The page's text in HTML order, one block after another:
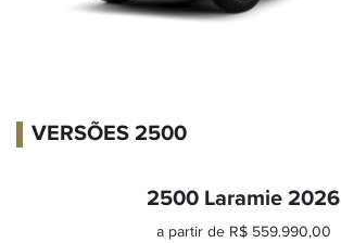
VERSÕES 2500
2500 Laramie 2026
a partir de R$ 559.990,00